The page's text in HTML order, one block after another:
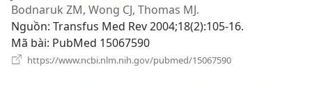
cửa
sổ
mới)
Bodnaruk ZM, Wong CJ, Thomas MJ.
Nguồn‎: Transfus Med Rev 2004;18(2):105-16.
Mã bài‎: PubMed 15067590
https://www.ncbi.nlm.nih.gov/pubmed/15067590